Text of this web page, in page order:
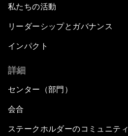
私たちの活動
リーダーシップとガバナンス
インパクト
詳細
センター（部門）
会合
ステークホルダーのコミュニティ